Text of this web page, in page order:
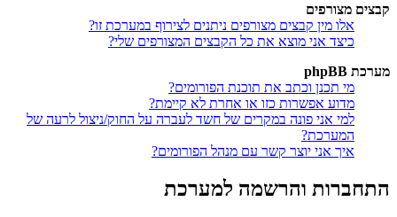
קבצים מצורפים
אלו מין קבצים מצורפים ניתנים לצירוף במערכת זו?
כיצד אני מוצא את כל הקבצים המצורפים שלי?
מערכת phpBB
מי תכנן וכתב את תוכנת הפורומים?
מדוע אפשרות כזו או אחרת לא קיימת?
למי אני פונה במקרים של חשד לעברה על החוק/ניצול לרעה של
המערכת?
איך אני יוצר קשר עם מנהל הפורומים?
התחברות והרשמה למערכת